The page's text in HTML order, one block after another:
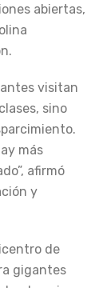
abiertas,
visitan
sino
más
afirmó
y
de
gigantes